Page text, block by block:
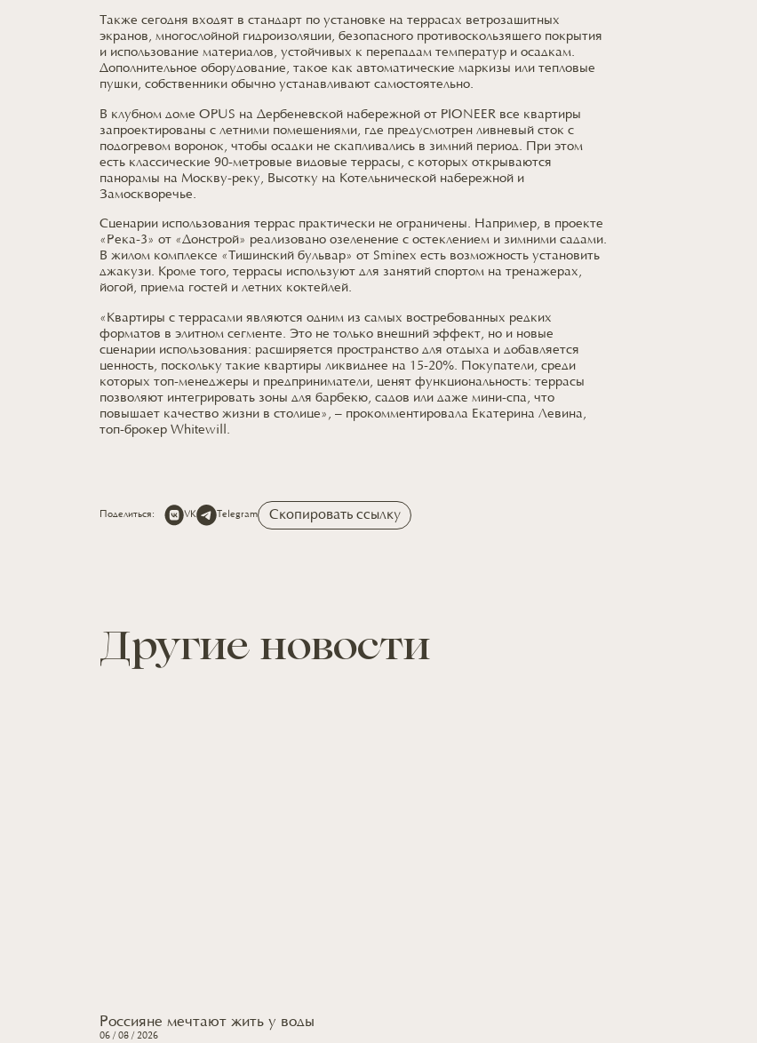
Также сегодня входят в стандарт по установке на террасах ветрозащитных
экранов, многослойной гидроизоляции, безопасного противоскользящего покрытия
и использование материалов, устойчивых к перепадам температур и осадкам.
Дополнительное оборудование, такое как автоматические маркизы или тепловые
пушки, собственники обычно устанавливают самостоятельно.
В клубном доме OPUS на Дербеневской набережной от PIONEER все квартиры
запроектированы с летними помещениями, где предусмотрен ливневый сток с
подогревом воронок, чтобы осадки не скапливались в зимний период. При этом
есть классические 90-метровые видовые террасы, с которых открываются
панорамы на Москву-реку, Высотку на Котельнической набережной и
Замоскворечье.
Сценарии использования террас практически не ограничены. Например, в проекте
«Река-3» от «Донстрой» реализовано озеленение с остеклением и зимними садами.
В жилом комплексе «Тишинский бульвар» от Sminex есть возможность установить
джакузи. Кроме того, террасы используют для занятий спортом на тренажерах,
йогой, приема гостей и летних коктейлей.
«Квартиры с террасами являются одним из самых востребованных редких
форматов в элитном сегменте. Это не только внешний эффект, но и новые
сценарии использования: расширяется пространство для отдыха и добавляется
ценность, поскольку такие квартиры ликвиднее на 15-20%. Покупатели, среди
которых топ-менеджеры и предприниматели, ценят функциональность: террасы
позволяют интегрировать зоны для барбекю, садов или даже мини-спа, что
повышает качество жизни в столице», – прокомментировала Екатерина Левина,
топ-брокер Whitewill.
Поделиться: VK Telegram Скопировать ссылку
Другие новости
Россияне мечтают жить у воды
06 / 08 / 2026